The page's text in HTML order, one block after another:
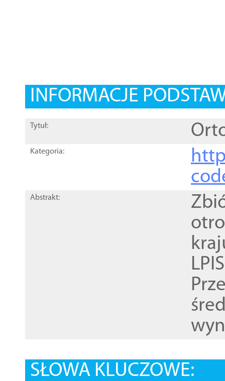
INFORMACJE
Tytuł:
Kategoria:
Abstrakt:
SŁOWA KLUCZOWE: